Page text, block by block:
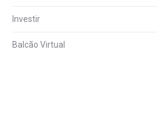
Investir
Balcão Virtual